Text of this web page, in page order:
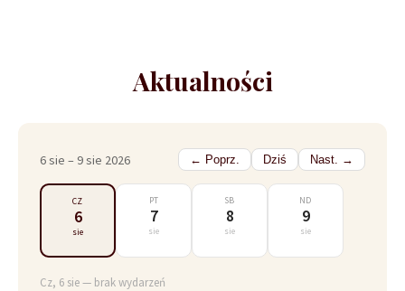
Aktualności
6 sie – 9 sie 2026 ← Poprz. Dziś Nast. →
CZ
6
sie
PT
7
sie
SB
8
sie
ND
9
sie
Cz, 6 sie — brak wydarzeń